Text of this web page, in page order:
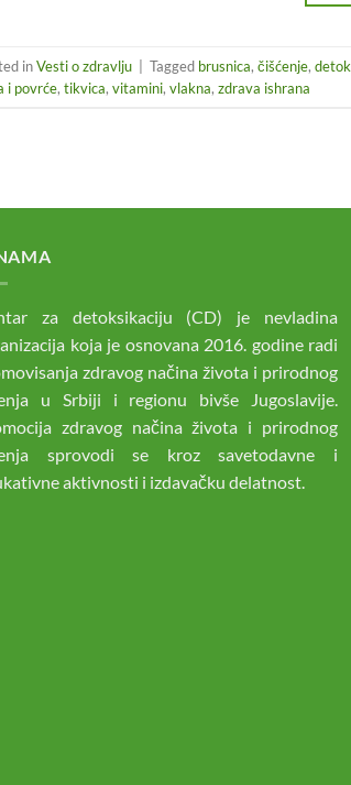
inVesti o zdravlju Tagged brusnica, čišćenje,
i povrće, tikvica, vitamini, vlakna, zdrava ishrana
za detoksikaciju (CD) je nevladina
koja je osnovana 2016. godine radi
zdravog načina života i prirodnog
u Srbiji i regionu bivše Jugoslavije.
zdravog načina života i prirodnog
sprovodi se kroz savetodavne i
aktivnosti i izdavačku delatnost.